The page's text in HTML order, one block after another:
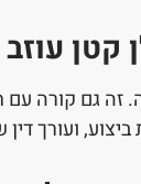
קטן
זה גם קורה עם
ועורך